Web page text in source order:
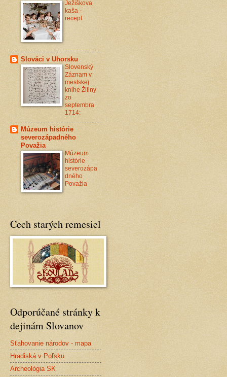
Ježiškova
kaša -
recept
Slováci v Uhorsku
Slovenský
Záznam v
mestskej
knihe Žiliny
zo
septembra
1714:
Múzeum histórie
severozápadného
Považia
Múzeum
histórie
severozápa
dného
Považia
Cech starých remesiel
Odporúčané stránky k
dejinám Slovanov
Sťahovanie národov - mapa
Hradiská v Poľsku
Archeológia SK